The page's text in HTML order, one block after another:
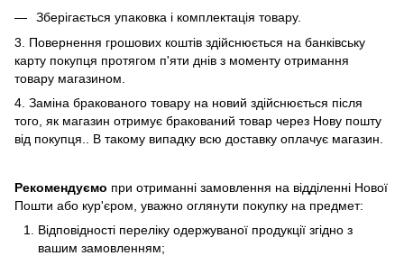
Зберiгається упаковка і комплектація товару.
3. Повернення грошових коштів здійснюється на банківську
карту покупця протягом п'яти днів з моменту отримання
товару магазином.
4. Замiна бракованого товару на новий здійснюється після
того, як магазин отримує бракований товар через Нову пошту
від покупця.. В такому випадку всю доставку оплачує магазин.
Рекомендуємо при отриманні замовлення на відділенні Нової
Пошти або кур'єром, уважно оглянути покупку на предмет:
Вiдповiдностi переліку одержуваної продукції згідно з
вашим замовленням;